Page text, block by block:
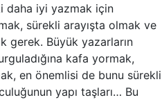
daha iyi yazmak için
sürekli arayışta olmak ve
gerek. Büyük yazarların
kafa yormak,
en önemlisi de bunu sürekli
yapı taşları… Bu